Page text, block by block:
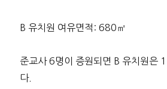
B 유치원 여유면적: 680㎡
준교사 6명이 증원되면 B 유치원은
다.